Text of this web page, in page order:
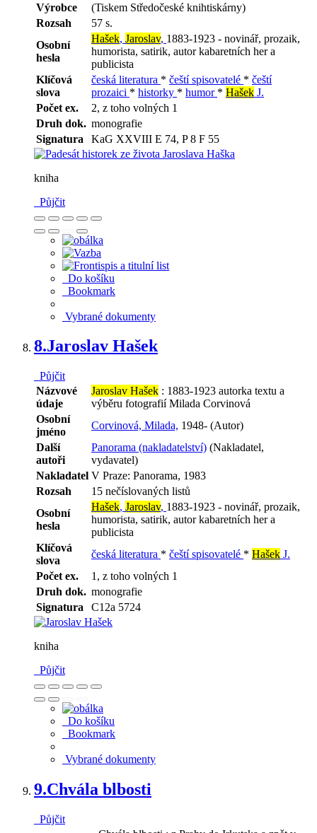
Výrobce
(Tiskem Středočeské knihtiskárny)
Rozsah
57 s.
Osobní
hesla
Hašek, Jaroslav, 1883-1923 - novinář, prozaik,
humorista, satirik, autor kabaretních her a
publicista
Klíčová
slova
česká literatura * čeští spisovatelé * čeští
prozaici * historky * humor * Hašek J.
Počet ex.
2, z toho volných 1
Druh dok. monografie
Signatura
KaG XXVIII E 74, P 8 F 55
kniha
Půjčit
Do košíku
Bookmark
Vybrané dokumenty
8.Jaroslav Hašek
Půjčit
Názvové
údaje
Jaroslav Hašek : 1883-1923 autorka textu a
výběru fotografií Milada Corvinová
Osobní
jméno
Corvinová, Milada, 1948- (Autor)
Další
autoři
Panorama (nakladatelství) (Nakladatel,
vydavatel)
Nakladatel V Praze: Panorama, 1983
Rozsah
15 nečíslovaných listů
Osobní
hesla
Hašek, Jaroslav, 1883-1923 - novinář, prozaik,
humorista, satirik, autor kabaretních her a
publicista
Klíčová
slova
česká literatura * čeští spisovatelé * Hašek J.
Počet ex.
1, z toho volných 1
Druh dok. monografie
Signatura
C12a 5724
kniha
Půjčit
Do košíku
Bookmark
Vybrané dokumenty
9.Chvála blbosti
Půjčit